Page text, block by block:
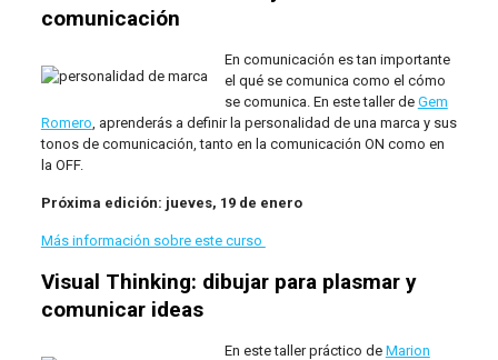
comunicación
En comunicación es tan importante
el qué se comunica como el cómo
se comunica. En este taller de Gem
Romero, aprenderás a definir la personalidad de una marca y sus
tonos de comunicación, tanto en la comunicación ON como en
la OFF.
Próxima edición: jueves, 19 de enero
Más información sobre este curso
Visual Thinking: dibujar para plasmar y
comunicar ideas
En este taller práctico de Marion